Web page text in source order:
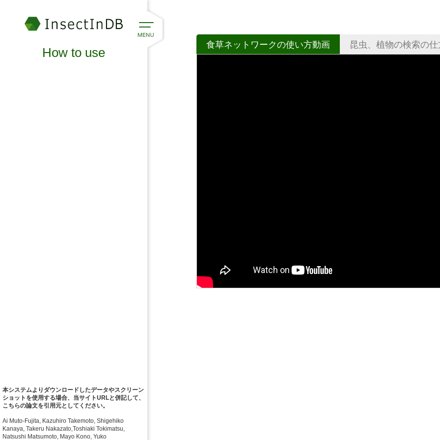
食草ネットワークの使い方動画 昆虫、植物の検索の
How to use
本システムよりダウンロードしたデータやスクリーン
ショットを使用する場合、当サイトURLと併記して、
こちらの論文を引用元としてください。
Ai Muto-Fujita, Kazuhiro Takemoto, Shigehiko
Kanaya, Takeru Nakazato,Toshiaki Tokimatsu,
Natsushi Matsumoto, Mayo Kono, Yuko